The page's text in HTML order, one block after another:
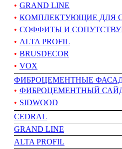
GRAND LINE
КОМПЛЕКТУЮЩИЕ ДЛЯ
СОФФИТЫ И
ALTA PROFIL
BRUSDECOR
VOX
ФИБРОЦЕМЕНТНЫЕ
ФИБРОЦЕМЕНТНЫЙ
SIDWOOD
CEDRAL
GRAND LINE
АLTA PROFIL